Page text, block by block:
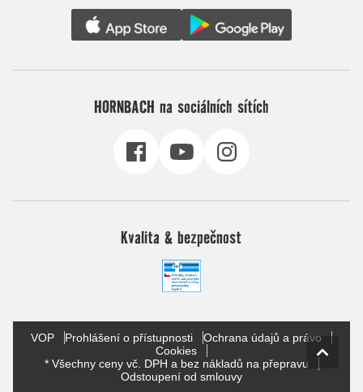
HORNBACH na sociálních sítích
Kvalita & bezpečnost
VOP Prohlášení o přístupnosti
Ochrana údajů a právo
Cookies
* Všechny ceny vč. DPH a bez nákladů na přepravu
Odstoupení od smlouvy